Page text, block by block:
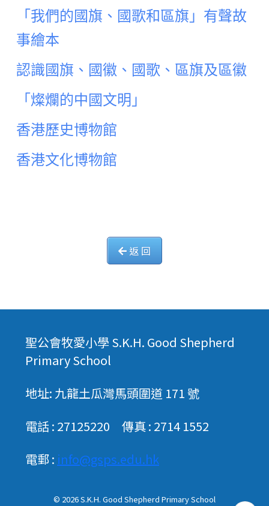
「我們的國旗、國歌和區旗」有聲故
事繪本
認識國旗、國徽、國歌、區旗及區徽
「燦爛的中國文明」
香港歷史博物館
香港文化博物館
返 回
聖公會牧愛小學 S.K.H. Good Shepherd
Primary School
地址: 九龍土瓜灣馬頭圍道 171 號
電話 : 27125220 傳真 : 2714 1552
電郵 : info@gsps.edu.hk
© 2026S.K.H. Good Shepherd Primary School